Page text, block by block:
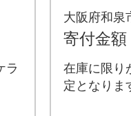
ラ
大阪府和泉
寄付金額
在庫に限り
定となりま